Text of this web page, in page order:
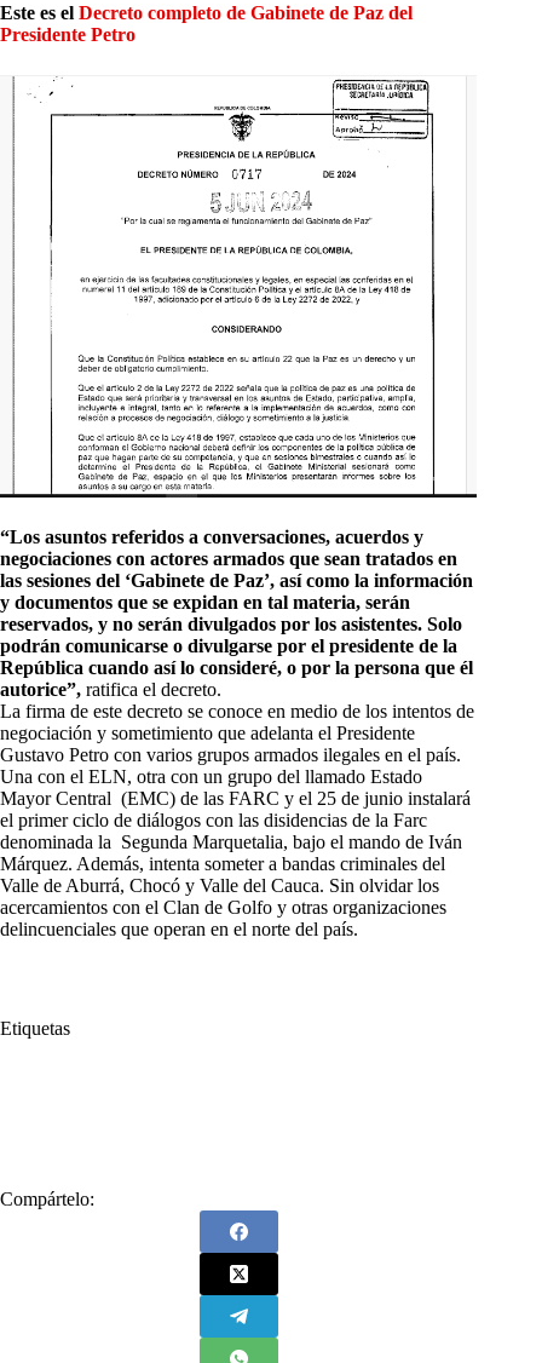
Este es el Decreto completo de Gabinete de Paz del
Presidente Petro
“Los asuntos referidos a conversaciones, acuerdos y
negociaciones con actores armados que sean tratados en
las sesiones del ‘Gabinete de Paz’, así como la información
y documentos que se expidan en tal materia, serán
reservados, y no serán divulgados por los asistentes. Solo
podrán comunicarse o divulgarse por el presidente de la
República cuando así lo consideré, o por la persona que él
autorice”, ratifica el decreto.
La firma de este decreto se conoce en medio de los intentos de
negociación y sometimiento que adelanta el Presidente
Gustavo Petro con varios grupos armados ilegales en el país.
Una con el ELN, otra con un grupo del llamado Estado
Mayor Central (EMC) de las FARC y el 25 de junio instalará
el primer ciclo de diálogos con las disidencias de la Farc
denominada la Segunda Marquetalia, bajo el mando de Iván
Márquez. Además, intenta someter a bandas criminales del
Valle de Aburrá, Chocó y Valle del Cauca. Sin olvidar los
acercamientos con el Clan de Golfo y otras organizaciones
delincuenciales que operan en el norte del país.
Etiquetas
Compártelo: